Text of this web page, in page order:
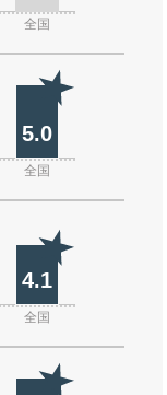
全国
5.0
全国
4.1
全国